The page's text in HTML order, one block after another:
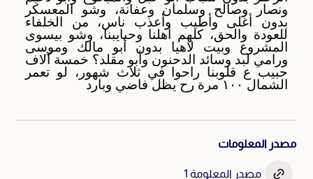
ونصار وصالح وسلمان وعفانة، وشو المعسكر
بدون أغلى وأطيب وأعذب ناس، من الخلفاء
للعودة والحق، كلهم أهلنا وحبايبنا، وشو بيسوى
المشروع وبيت لاهيا بدون أبو مالك وموسى
ورامي لبد وسائد الدحنون وأبو مقلد؟ خمسة آلاف
حبيب ع قلوبنا راحوا في ثلاث شهور، لو تعمر
الشمال ١٠٠ مرة رح يظل فاضي وبارد
مصدر المعلومات
مصدر المعلومة 1